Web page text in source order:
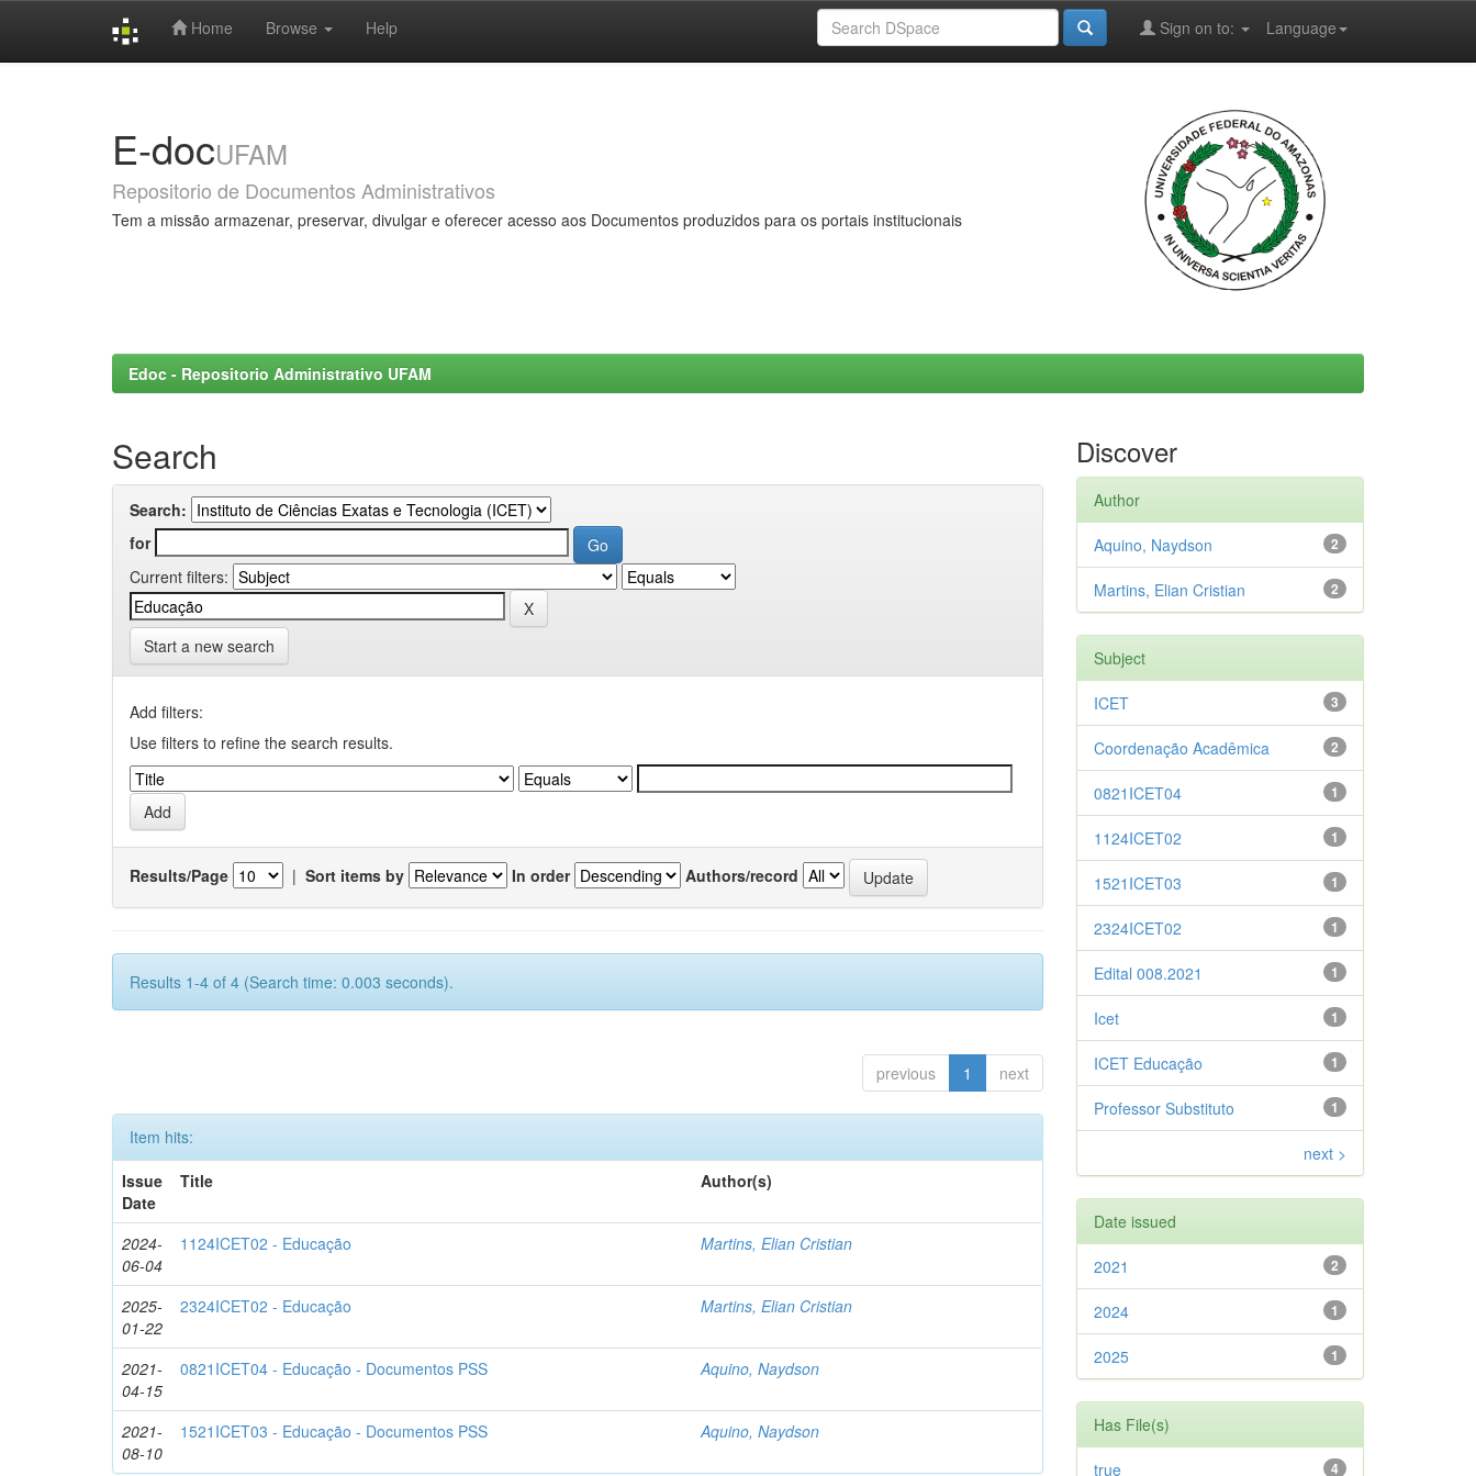
Home Browse Help Language
Sign on to:
E-docUFAM
Repositorio de Documentos Administrativos
Tem a missão armazenar, preservar, divulgar e oferecer acesso aos Documentos produzidos para os portais institucionais
Edoc - Repositorio Administrativo UFAM
Search
Search:
for
Current filters:
Start a new search
Add filters:
Use filters to refine the search results.
Results/Page | Sort items by In order Authors/record
Results 1-4 of 4 (Search time: 0.003 seconds).
previous 1 next
Item hits:
Issue
Date
Title Author(s)
2024-
06-04
1124ICET02 - Educação Martins, Elian Cristian
2025-
01-22
2324ICET02 - Educação Martins, Elian Cristian
2021-
04-15
0821ICET04 - Educação - Documentos PSS Aquino, Naydson
2021-
08-10
1521ICET03 - Educação - Documentos PSS Aquino, Naydson
Discover
Author
2
Aquino, Naydson
2
Martins, Elian Cristian
Subject
3
ICET
2
Coordenação Acadêmica
1
0821ICET04
1
1124ICET02
1
1521ICET03
1
2324ICET02
1
Edital 008.2021
1
Icet
1
ICET Educação
1
Professor Substituto
next >
Date issued
2
2021
1
2024
1
2025
Has File(s)
4
true